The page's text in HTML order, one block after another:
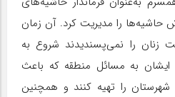
حاشیه‌ها را مدیریت کرد. آن زمان
زنان را نمی‌پسندیدند شروع به
ایشان به مسائل منطقه که باعث
را تهیه کنند و همچنین